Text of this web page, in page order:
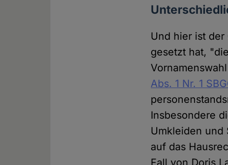
Und hier ist der
gesetzt hat,
Abs. 1 Nr. 1
Insbesondere
Umkleiden und
auf das
Fall von Doris